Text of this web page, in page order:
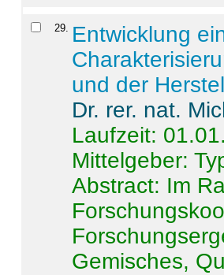
29. Entwicklung
und der
Dr. rer. nat.
Laufzeit:
Mittelgeber:
Abstract: Im
Gemisches,